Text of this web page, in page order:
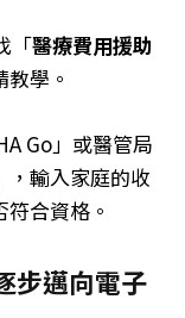
「醫療費用援助
學。
Go」或醫管局
，輸入家庭的收
合資格。
步邁向電子